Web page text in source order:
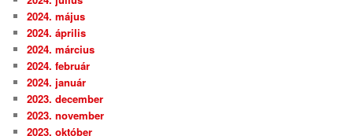
2024. május
2024. április
2024. március
2024. február
2024. január
2023. december
2023. november
2023. október